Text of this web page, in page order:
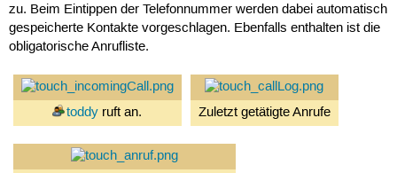
zu. Beim Eintippen der Telefonnummer werden dabei automatisch
gespeicherte Kontakte vorgeschlagen. Ebenfalls enthalten ist die
obligatorische Anrufliste.
toddy ruft an. Zuletzt getätigte Anrufe